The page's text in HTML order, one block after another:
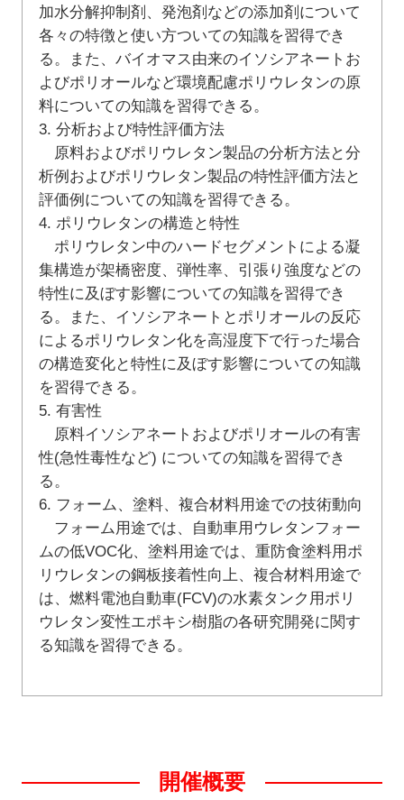
加水分解抑制剤、発泡剤などの添加剤について
各々の特徴と使い方ついての知識を習得でき
る。また、バイオマス由来のイソシアネートお
よびポリオールなど環境配慮ポリウレタンの原
料についての知識を習得できる。
3. 分析および特性評価方法
原料およびポリウレタン製品の分析方法と分
析例およびポリウレタン製品の特性評価方法と
評価例についての知識を習得できる。
4. ポリウレタンの構造と特性
ポリウレタン中のハードセグメントによる凝
集構造が架橋密度、弾性率、引張り強度などの
特性に及ぼす影響についての知識を習得でき
る。また、イソシアネートとポリオールの反応
によるポリウレタン化を高湿度下で行った場合
の構造変化と特性に及ぼす影響についての知識
を習得できる。
5. 有害性
原料イソシアネートおよびポリオールの有害
性(急性毒性など) についての知識を習得でき
る。
6. フォーム、塗料、複合材料用途での技術動向
フォーム用途では、自動車用ウレタンフォー
ムの低VOC化、塗料用途では、重防食塗料用ポ
リウレタンの鋼板接着性向上、複合材料用途で
は、燃料電池自動車(FCV)の水素タンク用ポリ
ウレタン変性エポキシ樹脂の各研究開発に関す
る知識を習得できる。
開催概要